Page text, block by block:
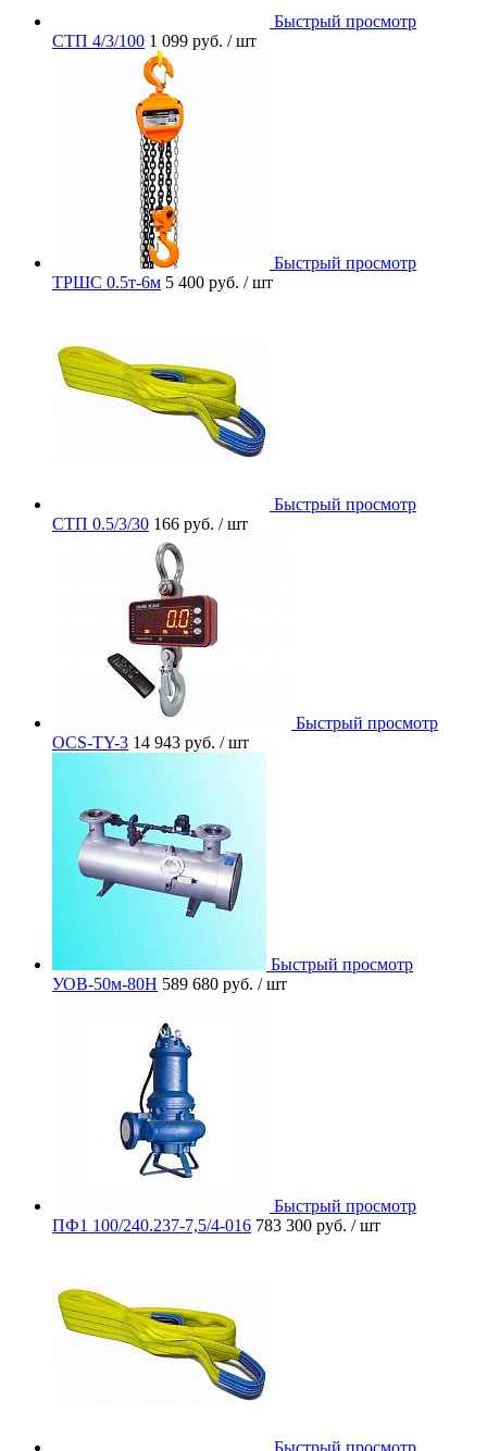
Быстрый просмотр
СТП 4/3/100 1 099 руб. / шт
Быстрый просмотр
ТРШС 0.5т-6м 5 400 руб. / шт
Быстрый просмотр
СТП 0.5/3/30 166 руб. / шт
Быстрый просмотр
OCS-TY-3 14 943 руб. / шт
Быстрый просмотр
УОВ-50м-80Н 589 680 руб. / шт
Быстрый просмотр
ПФ1 100/240.237-7,5/4-016 783 300 руб. / шт
Быстрый просмотр